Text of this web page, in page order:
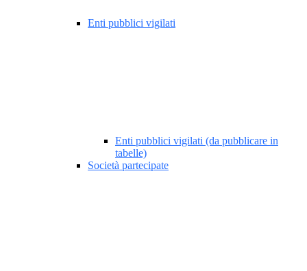
Enti pubblici vigilati
Enti pubblici vigilati (da pubblicare in
tabelle)
Società partecipate